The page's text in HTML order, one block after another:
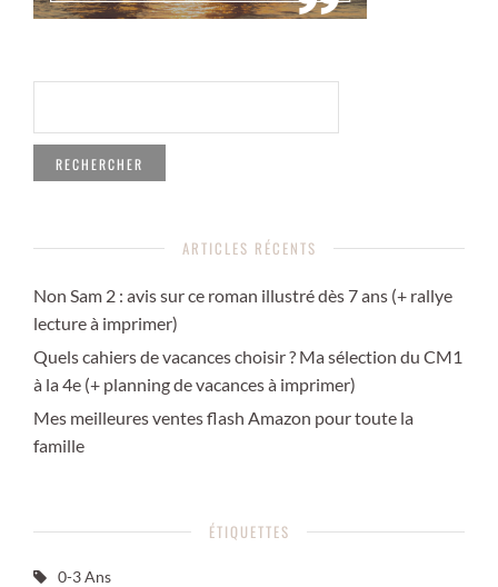
ARTICLES RÉCENTS
Non Sam 2 : avis sur ce roman illustré dès 7 ans (+ rallye
lecture à imprimer)
Quels cahiers de vacances choisir ? Ma sélection du CM1
à la 4e (+ planning de vacances à imprimer)
Mes meilleures ventes flash Amazon pour toute la
famille
ÉTIQUETTES
0-3 Ans